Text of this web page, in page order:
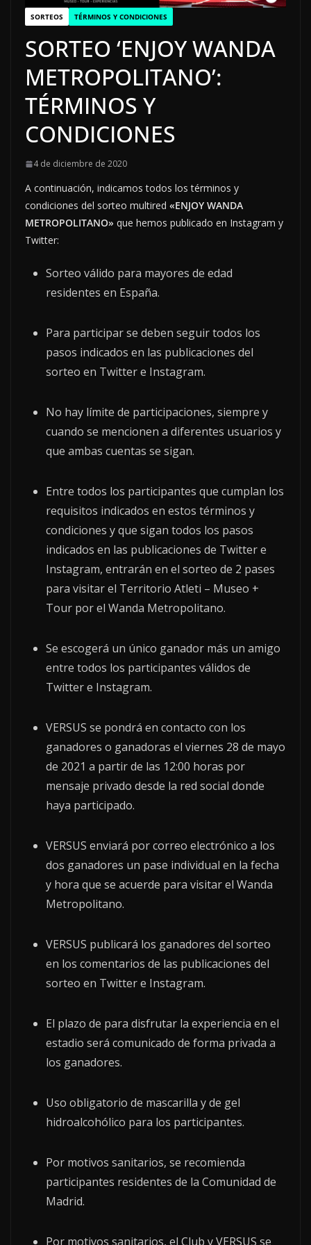
SORTEOS TÉRMINOS Y CONDICIONES
SORTEO ‘ENJOY WANDA
METROPOLITANO’:
TÉRMINOS Y
CONDICIONES
4 de diciembre de 2020
A continuación, indicamos todos los términos y
condiciones del sorteo multired «ENJOY WANDA
METROPOLITANO» que hemos publicado en Instagram y
Twitter:
Sorteo válido para mayores de edad
residentes en España.
Para participar se deben seguir todos los
pasos indicados en las publicaciones del
sorteo en Twitter e Instagram.
No hay límite de participaciones, siempre y
cuando se mencionen a diferentes usuarios y
que ambas cuentas se sigan.
Entre todos los participantes que cumplan los
requisitos indicados en estos términos y
condiciones y que sigan todos los pasos
indicados en las publicaciones de Twitter e
Instagram, entrarán en el sorteo de 2 pases
para visitar el Territorio Atleti – Museo +
Tour por el Wanda Metropolitano.
Se escogerá un único ganador más un amigo
entre todos los participantes válidos de
Twitter e Instagram.
VERSUS se pondrá en contacto con los
ganadores o ganadoras el viernes 28 de mayo
de 2021 a partir de las 12:00 horas por
mensaje privado desde la red social donde
haya participado.
VERSUS enviará por correo electrónico a los
dos ganadores un pase individual en la fecha
y hora que se acuerde para visitar el Wanda
Metropolitano.
VERSUS publicará los ganadores del sorteo
en los comentarios de las publicaciones del
sorteo en Twitter e Instagram.
El plazo de para disfrutar la experiencia en el
estadio será comunicado de forma privada a
los ganadores.
Uso obligatorio de mascarilla y de gel
hidroalcohólico para los participantes.
Por motivos sanitarios, se recomienda
participantes residentes de la Comunidad de
Madrid.
Por motivos sanitarios, el Club y VERSUS se